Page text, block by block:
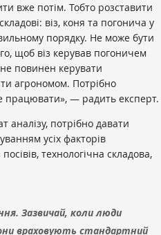
вже потім. Тобто розставити
віз, коня та погонича у
порядку. Не може бути
щоб віз керував погоничем
повинен керувати
агрономом. Потрібно
працювати», — радить експерт.
аналізу, потрібно давати
усіх факторів
технологічна складова,
Зазвичай, коли люди
враховують стандартний